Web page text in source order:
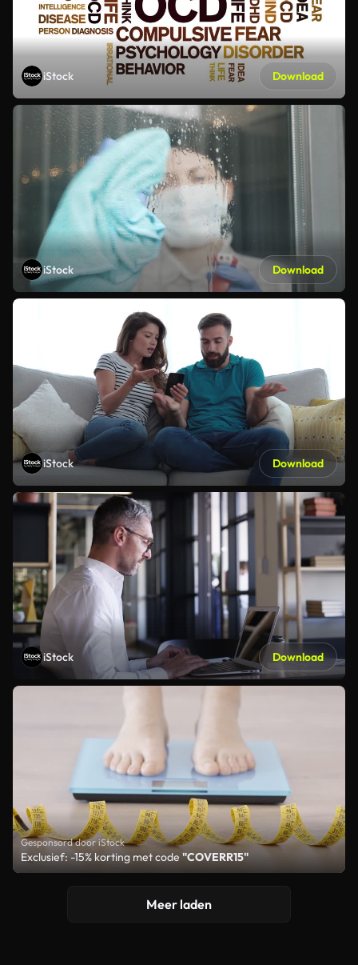
iStock Download
iStock Download
iStock Download
iStock Download
Gesponsord door iStock
Exclusief: -15% korting met code "COVERR15"
Meer laden